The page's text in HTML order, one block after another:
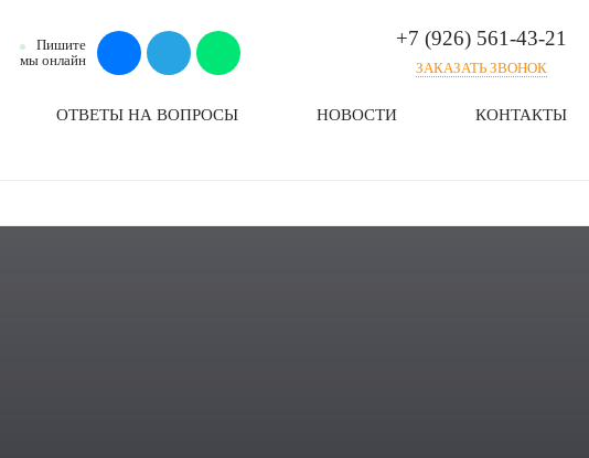
Пишите
мы онлайн
+7 (926) 561-43-21
ЗАКАЗАТЬ ЗВОНОК
ОТВЕТЫ НА ВОПРОСЫ НОВОСТИ КОНТАКТЫ